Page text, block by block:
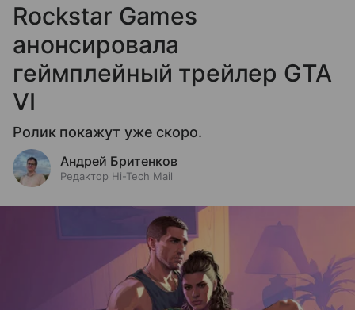
Rockstar Games
анонсировала
геймплейный трейлер GTA
VI
Ролик покажут уже скоро.
Андрей Бритенков
Редактор Hi-Tech Mail